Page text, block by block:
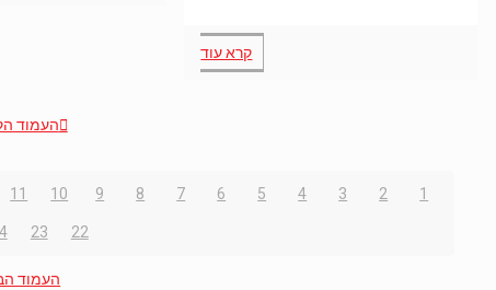
קרא עוד
העמוד
1
2
3
4
5
6
7
8
9
10
11
22
23
העמוד